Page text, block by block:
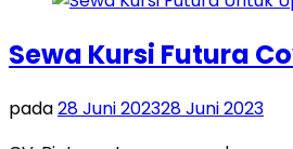
Sewa Kursi Futura
pada28 Juni 202328 Juni 2023